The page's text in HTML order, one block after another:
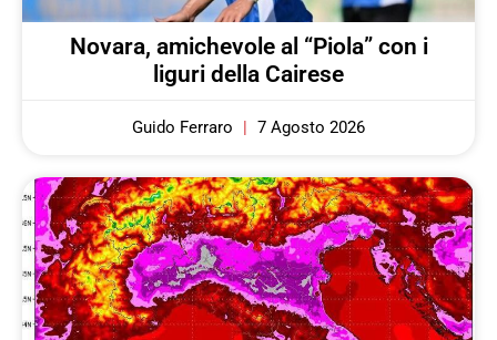
Novara, amichevole al “Piola” con i
liguri della Cairese
Guido Ferraro 7 Agosto 2026